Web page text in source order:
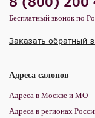
Бесплатный звонок по
Заказать обратный
Адреса салонов
Адреса в Москве и МО
Адреса в регионах